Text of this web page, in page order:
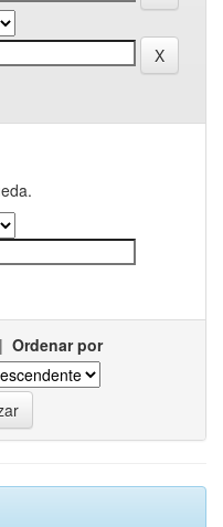
| Ordenar por